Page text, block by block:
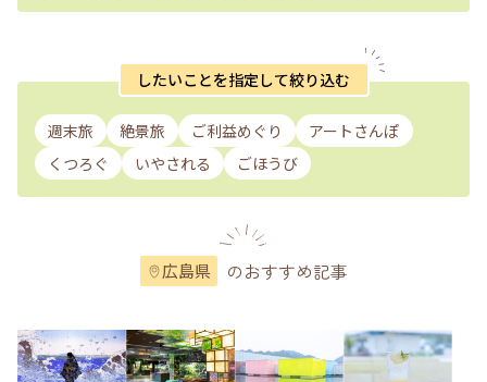
したいことを指定して絞り込む
週末旅 絶景旅 ご利益めぐり
アートさんぽ
くつろぐ
いやされる ごほうび
広島県 のおすすめ記事